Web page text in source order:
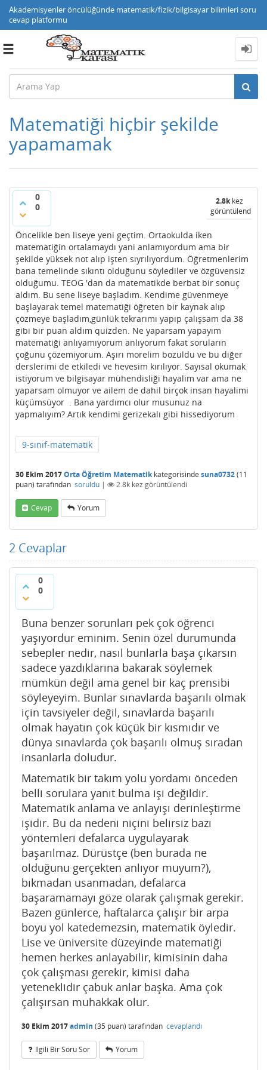
Akademisyenler öncülüğünde matematik/fizik/bilgisayar bilimleri soru
cevap platformu
Toggle
Matematiği hiçbir şekilde
yapamamak
0
0
2.8kkez
görüntülendi
Öncelikle ben liseye yeni geçtim. Ortaokulda iken
matematiğin ortalamaydı yani anlamıyordum ama bir
şekilde yüksek not alıp işten sıyrılıyordum. Öğretmenlerim
bana temelinde sıkıntı olduğunu söylediler ve özgüvensiz
olduğumu. TEOG 'dan da matematikde berbat bir sonuç
aldım. Bu sene liseye başladım. Kendime güvenmeye
başlayarak temel matematiği öğreten bir kaynak alıp
çözmeye başladım,günlük tekrarımı yapıp çalışsam da 38
gibi bir puan aldım quizden. Ne yaparsam yapayım
matematiği anlıyamıyorum anlıyorum fakat soruların
çoğunu çözemiyorum. Aşırı morelim bozuldu ve bu diğer
derslerimi de etkiledi ve hevesim kırılıyor. Sayısal okumak
istiyorum ve bilgisayar mühendisliği hayalim var ama ne
yaparsam olmuyor ve ailem de dahil birçok insan hayalimi
küçümsüyor . Bana yardımcı olur musunuz na
yapmalıyım? Artık kendimi gerizekalı gibi hissediyorum
9-sınıf-matematik
30 Ekim 2017Orta Öğretim Matematikkategorisinde suna0732(11
puan) tarafından soruldu | 2.8k kez görüntülendi
Cevap Yorum
2 Cevaplar
0
0
Buna benzer sorunları pek çok öğrenci
yaşıyordur eminim. Senin özel durumunda
sebepler nedir, nasıl bunlarla başa çıkarsın
sadece yazdıklarına bakarak söylemek
mümkün değil ama genel bir kaç prensibi
söyleyeyim. Bunlar sınavlarda başarılı olmak
için tavsiyeler değil, sınavlarda başarılı
olmak hayatın çok küçük bir kısmıdır ve
dünya sınavlarda çok başarılı olmuş sıradan
insanlarla doludur.
Matematik bir takım yolu yordamı önceden
belli sorulara yanıt bulma işi değildir.
Matematik anlama ve anlayışı derinleştirme
işidir. Bu da nedeni niçini belirsiz bazı
yöntemleri defalarca uygulayarak
başarılmaz. Dürüstçe (ben burada ne
olduğunu gerçekten anlıyor muyum?),
bıkmadan usanmadan, defalarca
başaramamayı göze olarak çalışmak gerekir.
Bazen günlerce, haftalarca çalışır bir arpa
boyu yol katedemezsin, matematik öyledir.
Lise ve üniversite düzeyinde matematiği
hemen herkes anlayabilir, kimisinin daha
çok çalışması gerekir, kimisi daha
yeteneklidir çabuk anlar başka. Ama çok
çalışırsan muhakkak olur.
30 Ekim 2017admin (35 puan) tarafından cevaplandı
Ilgili Bir Soru Sor Yorum